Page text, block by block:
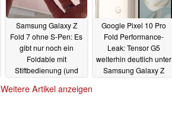
Samsung Galaxy Z
Fold 7 ohne S-Pen: Es
gibt nur noch ein
Foldable mit
Stiftbedienung (und
10.07.2025
Google Pixel 10 Pro
Fold Performance-
Leak: Tensor G5
weiterhin deutlich unter
Samsung Galaxy Z
Weitere Artikel anzeigen